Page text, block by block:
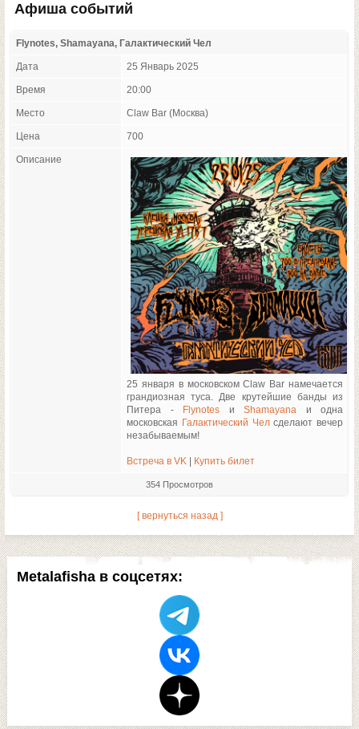
Metalafisha в соцсетях:
Афиша событий
Flynotes, Shamayana, Галактический Чел
Дата 25 Январь 2025
Время 20:00
Место Claw Bar (Москва)
Цена 700
Описание
25 января в московском Claw Bar намечается
грандиозная туса. Две крутейшие банды из
Питера -
Flynotes и Shamayana и одна
московская
Галактический Челсделают вечер
незабываемым!
Встреча в VK Купить билет
354 Просмотров
[ вернуться назад ]